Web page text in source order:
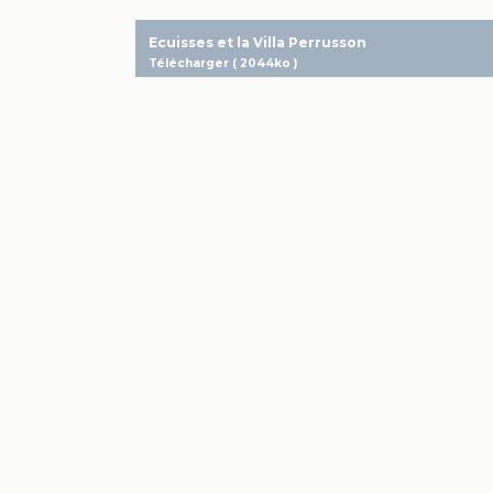
Ecuisses et la Villa Perrusson
Télécharger ( 2044ko )